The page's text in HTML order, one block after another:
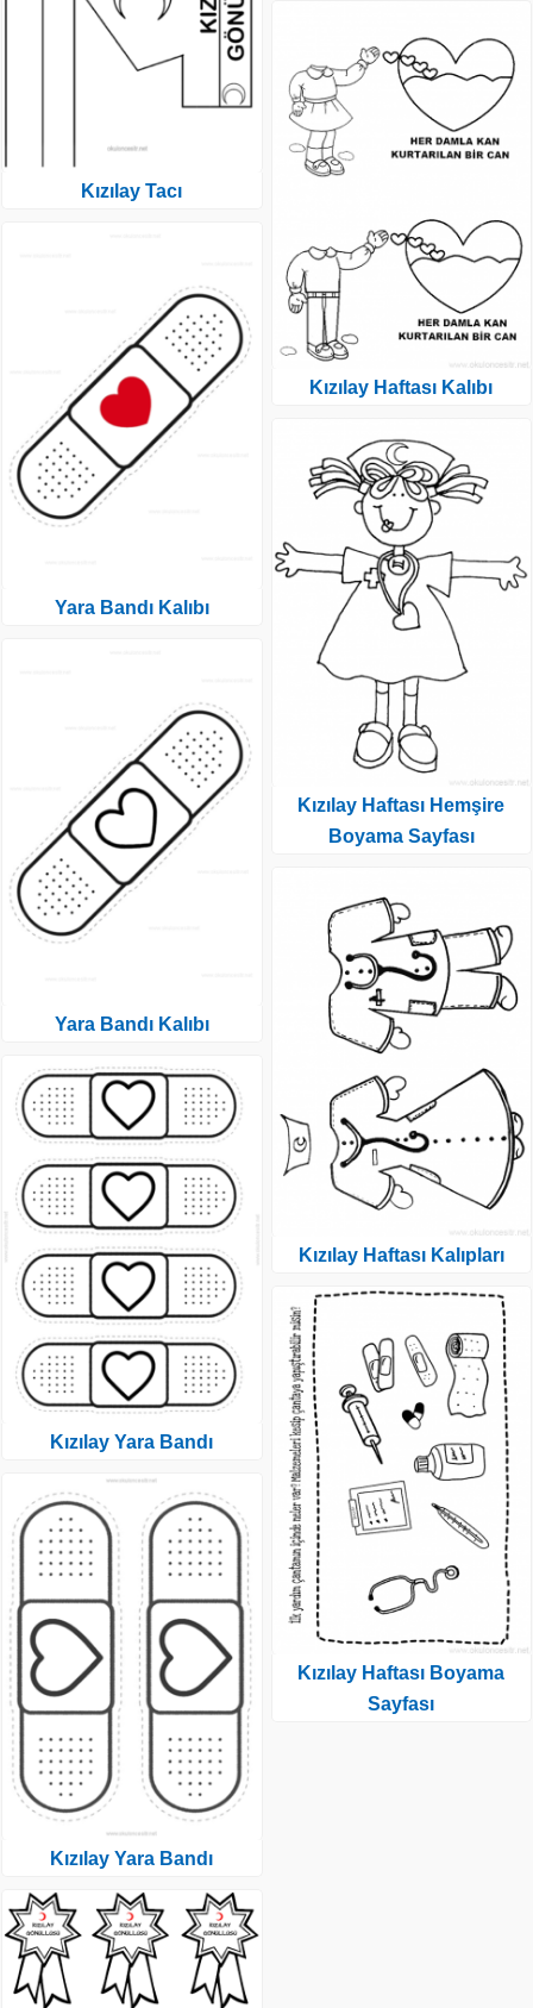
Kızılay Tacı
Yara Bandı Kalıbı
Yara Bandı Kalıbı
Kızılay Yara Bandı
Kızılay Yara Bandı
Kızılay Haftası Kalıbı
Kızılay Haftası Hemşire
Boyama Sayfası
Kızılay Haftası Kalıpları
Kızılay Haftası Boyama
Sayfası